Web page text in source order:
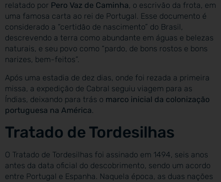
relatado por Pero Vaz de Caminha, o escrivão da frota, em
uma famosa carta ao rei de Portugal. Esse documento é
considerado a “certidão de nascimento” do Brasil,
descrevendo a terra como abundante em águas e belezas
naturais, e seu povo como “pardo, de bons rostos e bons
narizes, bem-feitos”.
Após uma estadia de dez dias, onde foi rezada a primeira
missa, a expedição de Cabral seguiu viagem para as
Índias, deixando para trás o marco inicial da colonização
portuguesa na América
Tratado de Tordesilhas
O Tratado de Tordesilhas foi assinado em 1494, seis anos
antes da data oficial do descobrimento, sendo um acordo
entre Portugal e Espanha. Naquela época, as duas nações